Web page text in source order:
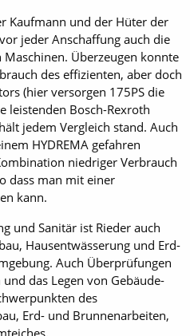
Kaufmann und der Hüter der
jeder Anschaffung auch die
Überzeugen konnte
des effizienten, aber doch
(hier versorgen 175PS die
leistenden Bosch-Rexroth
jedem Vergleich stand. Auch
HYDREMA gefahren
niedriger Verbrauch
dass man mit einer
kann.
und Sanitär ist Rieder auch
Haus­ent­wässe­rung und Erd­
Auch Über­prüfungen
das Legen von Gebäude­
des
Erd- und Brunnenarbeiten,